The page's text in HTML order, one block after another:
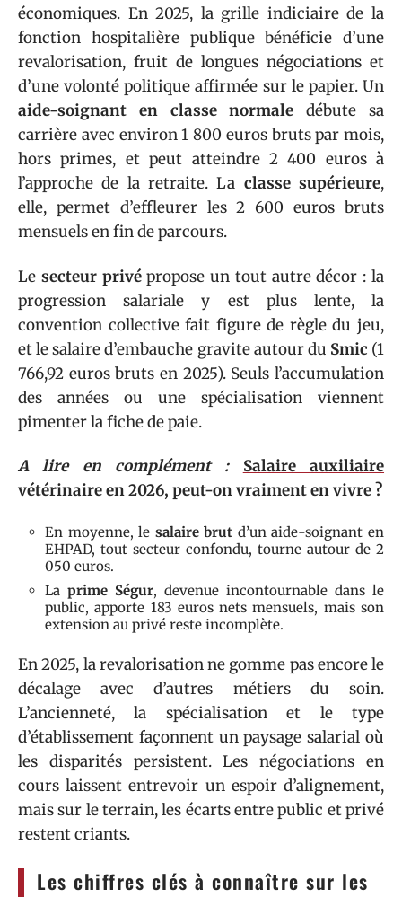
économiques. En 2025, la grille indiciaire de la
fonction hospitalière publique bénéficie d’une
revalorisation, fruit de longues négociations et
d’une volonté politique affirmée sur le papier. Un
aide-soignant en classe normale débute sa
carrière avec environ 1 800 euros bruts par mois,
hors primes, et peut atteindre 2 400 euros à
l’approche de la retraite. La classe supérieure,
elle, permet d’effleurer les 2 600 euros bruts
mensuels en fin de parcours.
Le secteur privépropose un tout autre décor : la
progression salariale y est plus lente, la
convention collective fait figure de règle du jeu,
et le salaire d’embauche gravite autour du Smic (1
766,92 euros bruts en 2025). Seuls l’accumulation
des années ou une spécialisation viennent
pimenter la fiche de paie.
A lire en complément :
Salaire auxiliaire
vétérinaire en 2026, peut-on vraiment en vivre ?
En moyenne, le salaire brut d’un aide-soignant en
EHPAD, tout secteur confondu, tourne autour de 2
050 euros.
La prime Ségur, devenue incontournable dans le
public, apporte 183 euros nets mensuels, mais son
extension au privé reste incomplète.
En 2025, la revalorisation ne gomme pas encore le
décalage avec d’autres métiers du soin.
L’ancienneté, la spécialisation et le type
d’établissement façonnent un paysage salarial où
les disparités persistent. Les négociations en
cours laissent entrevoir un espoir d’alignement,
mais sur le terrain, les écarts entre public et privé
restent criants.
Les chiffres clés à connaître sur les